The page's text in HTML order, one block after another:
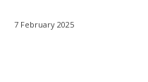
7 February 2025